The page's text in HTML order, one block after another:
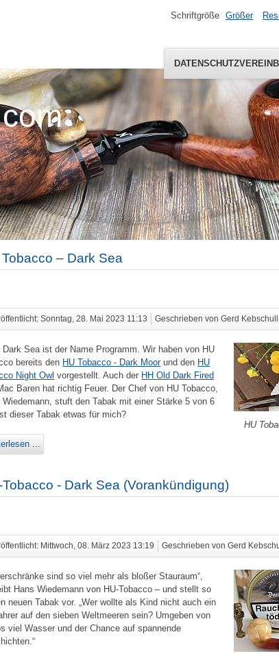
Schriftgröße Größer
Tobacco – Dark Sea
Sonntag, 28. Mai 2023 11:13 Geschrieben von Gerd Kebschull
HU
Dark Sea ist der Name Programm. Wir haben von HU
bereits den HU Tobacco - Dark Moorund den HU
Night Owl vorgestellt. Auch der HH Old Dark Fired
Baren hat richtig Feuer. Der Chef von HU Tobacco,
Wiedemann, stuft den Tabak mit einer Stärke 5 von 6
dieser Tabak etwas für mich?
...
Tobacco - Dark Sea (Vorankündigung)
Mittwoch, 08. März 2023 13:19 Geschrieben von Gerd
sind so viel mehr als bloßer Stauraum“,
Hans Wiedemann von HU-Tobacco – und stellt so
neuen Tabak vor. „Wer wollte als Kind nicht auch ein
auf den sieben Weltmeeren sein? Umgeben von
viel Wasser und der Chance auf spannende